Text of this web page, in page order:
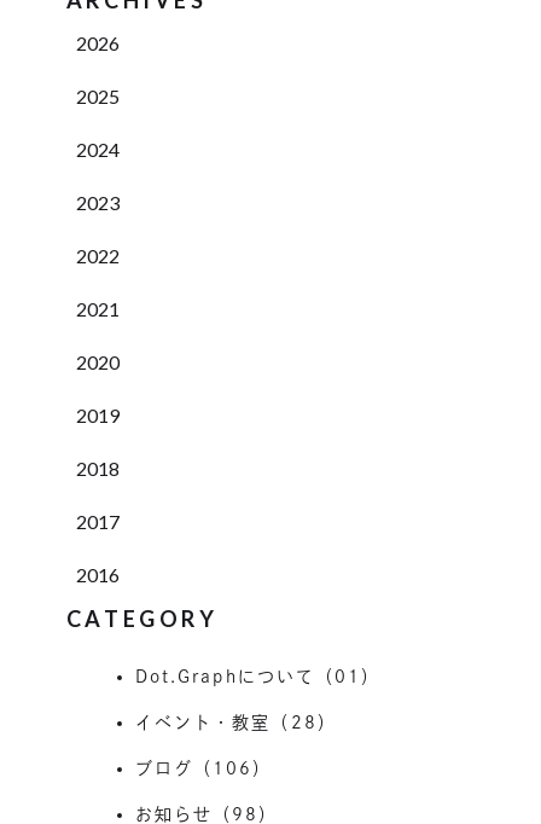
2026
2025
2024
2023
2022
2021
2020
2019
2018
2017
2016
CATEGORY
Dot.Graphについて（01）
イベント・教室（28）
ブログ（106）
お知らせ（98）